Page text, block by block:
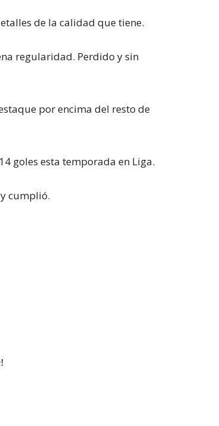
de la calidad que tiene.
regularidad. Perdido y sin
por encima del resto de
goles esta temporada en Liga.
cumplió.